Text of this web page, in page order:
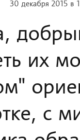
30 декабря 2015 в
их
с